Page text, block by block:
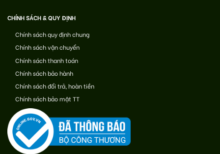
CHÍNH SÁCH & QUY ĐỊNH
Chính sách quy định chung
Chính sách vận chuyển
Chính sách thanh toán
Chính sách bảo hành
Chính sách đổi trả, hoàn tiền
Chính sách bảo mật TT